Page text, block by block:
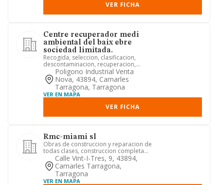
VER FICHA
Centre recuperador medi
ambiental del baix ebre
sociedad limitada.
Recogida, seleccion, clasificacion,
descontaminacion, recuperacion,
venta, comercializacion y activ...
Poligono Industrial Venta
Nova, 43894, Camarles
Tarragona, Tarragona
VER EN MAPA
VER FICHA
Rmc-miami sl
Obras de construccion y reparacion de
todas clases, construccion completa
de edificios y viviendas ...
Calle Vint-I-Tres, 9, 43894,
Camarles Tarragona,
Tarragona
VER EN MAPA